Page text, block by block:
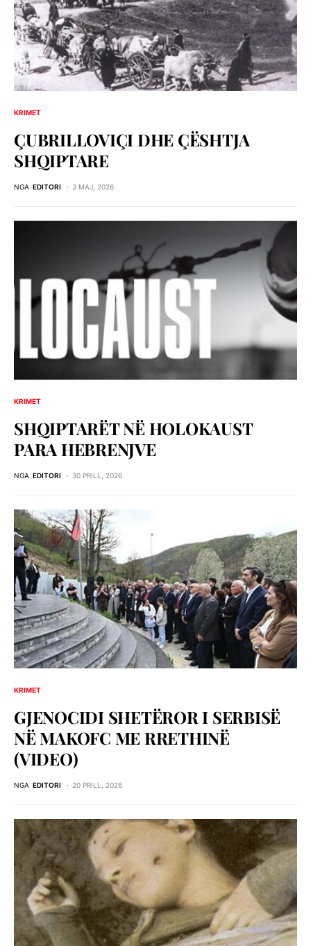
KRIMET
ÇUBRILLOVIÇI DHE ÇЁSHTJA
SHQIPTARE
NGA EDITORI 3 MAJ, 2026
KRIMET
SHQIPTARËT NË HOLOKAUST
PARA HEBRENJVE
NGA EDITORI 30 PRILL, 2026
KRIMET
GJENOCIDI SHETЁROR I SERBISЁ
NЁ MAKOFC ME RRETHINЁ
(VIDEO)
NGA EDITORI 20 PRILL, 2026